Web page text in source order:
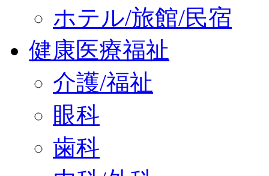
ホテル/旅館/民宿
健康医療福祉
介護/福祉
眼科
歯科